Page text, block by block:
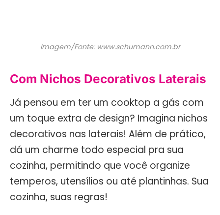
Imagem/Fonte: www.schumann.com.br
Com Nichos Decorativos Laterais
Já pensou em ter um cooktop a gás com
um toque extra de design? Imagina nichos
decorativos nas laterais! Além de prático,
dá um charme todo especial pra sua
cozinha, permitindo que você organize
temperos, utensílios ou até plantinhas. Sua
cozinha, suas regras!